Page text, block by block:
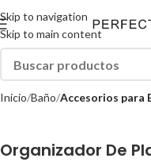
Skip to navigation
Skip to main content
Inicio Baño Accesorios para
Organizador De